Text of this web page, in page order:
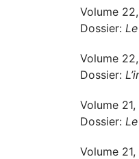
Volume
Dossier:
Volume
Dossier:
Volume
Dossier:
Volume